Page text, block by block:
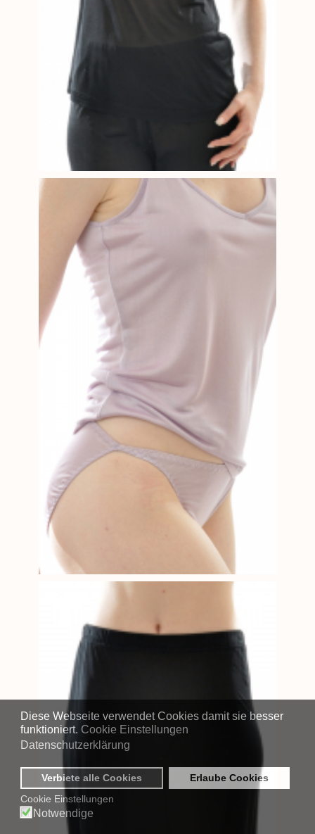
Diese Webseite verwendet Cookies damit sie besser
funktioniert. Cookie Einstellungen
Datenschutzerklärung
Verbiete alle Cookies
Erlaube Cookies
Cookie Einstellungen
Notwendige